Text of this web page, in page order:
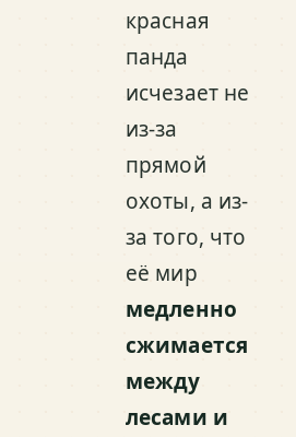
красная
панда
исчезает не
из-за
прямой
охоты, а из-
за того, что
её мир
медленно
сжимается
между
лесами и